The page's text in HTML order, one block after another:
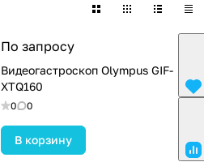
По запросу
Видеогастроскоп Olympus GIF-
XTQ160
0 0
В корзину